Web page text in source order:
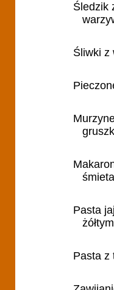
Śledzik
Śliwki z
Pasta
Pasta z